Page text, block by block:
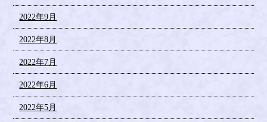
2022年9月
2022年8月
2022年7月
2022年6月
2022年5月